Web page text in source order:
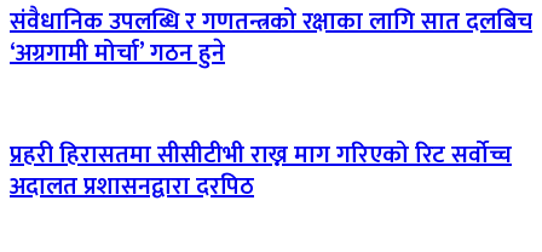
संवैधानिक उपलब्धि र गणतन्त्रको रक्षाका लागि सात दलबिच
‘अग्रगामी मोर्चा’ गठन हुने
प्रहरी हिरासतमा सीसीटीभी राख्न माग गरिएको रिट सर्वोच्च
अदालत प्रशासनद्वारा दरपिठ